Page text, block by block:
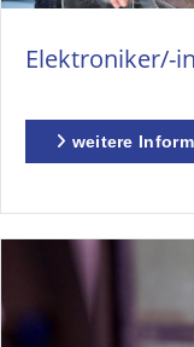
Elektroniker/-
weitere